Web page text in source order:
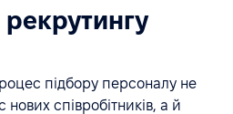
підбору персоналу не
співробітників, а й